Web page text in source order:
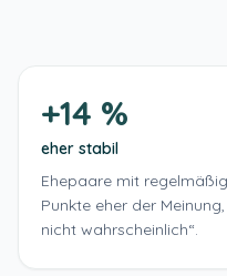
+14 %
eher stabil
Ehepaare mit
Punkte eher der
nicht wahrscheinlich“.